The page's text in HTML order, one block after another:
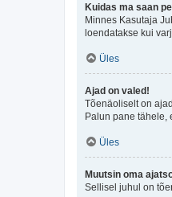
Kuidas ma saan
Minnes Kasutaja
loendatakse kui
Üles
Ajad on valed!
Tõenäoliselt on
Palun pane tähele,
Üles
Muutsin oma
Sellisel juhul on